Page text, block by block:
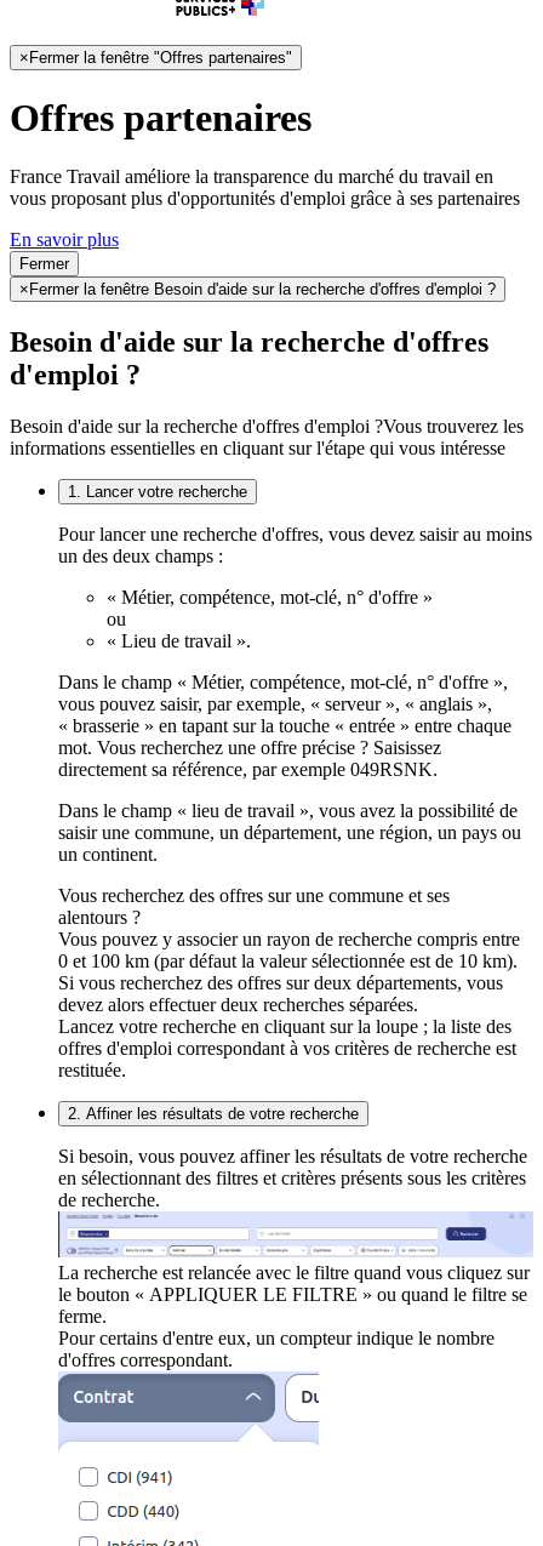
×Fermer la fenêtre "Offres partenaires"
Offres partenaires
France Travail améliore la transparence du marché du travail en
vous proposant plus d'opportunités d'emploi grâce à ses partenaires
En savoir plus
Fermer
× Fermer la fenêtre Besoin d'aide sur la recherche d'offres d'emploi ?
Besoin d'aide sur la recherche d'offres
d'emploi ?
Besoin d'aide sur la recherche d'offres d'emploi ?Vous trouverez les
informations essentielles en cliquant sur l'étape qui vous intéresse
1. Lancer votre recherche
Pour lancer une recherche d'offres, vous devez saisir au moins
un des deux champs :
« Métier, compétence, mot-clé, n° d'offre »
ou
« Lieu de travail ».
Dans le champ « Métier, compétence, mot-clé, n° d'offre »,
vous pouvez saisir, par exemple, « serveur », « anglais »,
« brasserie » en tapant sur la touche « entrée » entre chaque
mot. Vous recherchez une offre précise ? Saisissez
directement sa référence, par exemple 049RSNK.
Dans le champ « lieu de travail », vous avez la possibilité de
saisir une commune, un département, une région, un pays ou
un continent.
Vous recherchez des offres sur une commune et ses
alentours ?
Vous pouvez y associer un rayon de recherche compris entre
0 et 100 km (par défaut la valeur sélectionnée est de 10 km).
Si vous recherchez des offres sur deux départements, vous
devez alors effectuer deux recherches séparées.
Lancez votre recherche en cliquant sur la loupe ; la liste des
offres d'emploi correspondant à vos critères de recherche est
restituée.
2. Affiner les résultats de votre recherche
Si besoin, vous pouvez affiner les résultats de votre recherche
en sélectionnant des filtres et critères présents sous les critères
de recherche.
La recherche est relancée avec le filtre quand vous cliquez sur
le bouton « APPLIQUER LE FILTRE » ou quand le filtre se
ferme.
Pour certains d'entre eux, un compteur indique le nombre
d'offres correspondant.